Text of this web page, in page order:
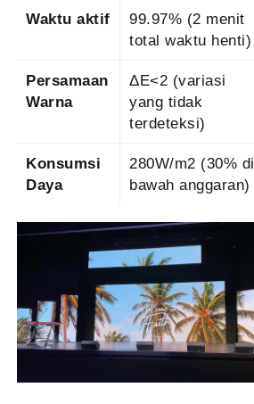
Waktu aktif
99.97% (2 menit
total waktu henti)
Persamaan
Warna
ΔE<2 (variasi
yang tidak
terdeteksi)
Konsumsi
Daya
280W/m2 (30% di
bawah anggaran)